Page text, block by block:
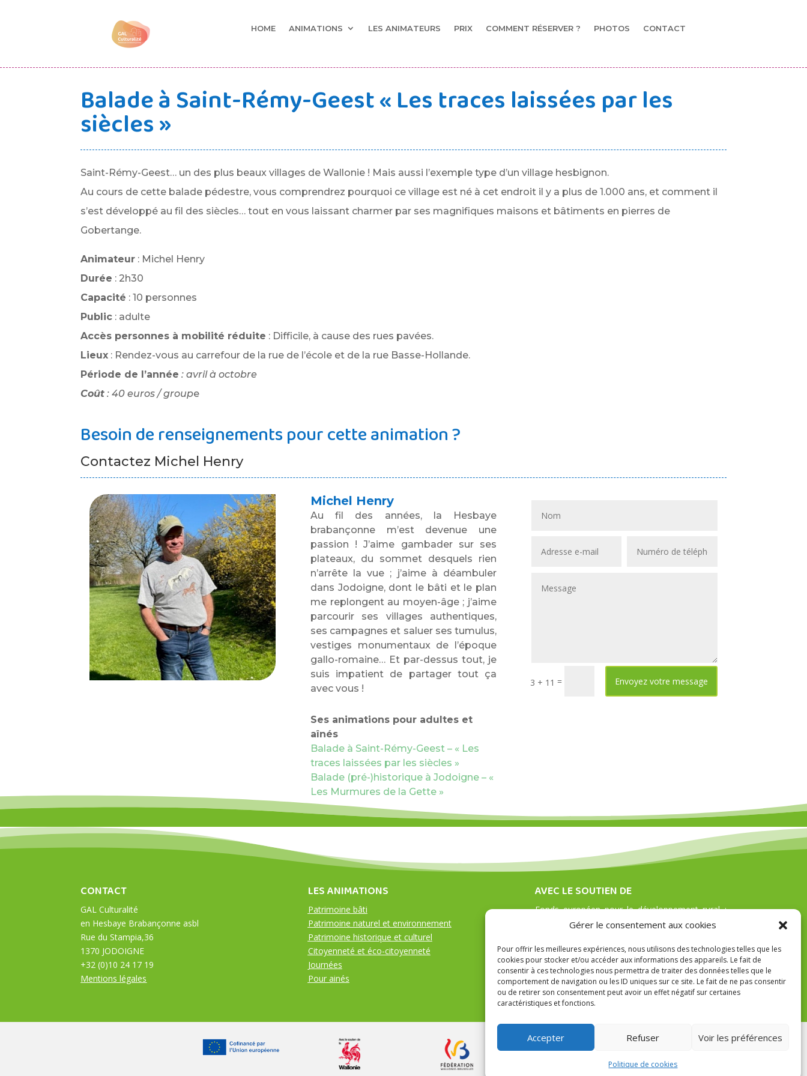
Gérer le consentement aux cookies
Pour offrir les meilleures expériences, nous utilisons des technologies telles que les
cookies pour stocker et/ou accéder aux informations des appareils. Le fait de
consentir à ces technologies nous permettra de traiter des données telles que le
comportement de navigation ou les ID uniques sur ce site. Le fait de ne pas consentir
ou de retirer son consentement peut avoir un effet négatif sur certaines
caractéristiques et fonctions.
Accepter Refuser Voir les préférences
Politique de cookies
HOME ANIMATIONS LES ANIMATEURS PRIX COMMENT RÉSERVER ? PHOTOS CONTACT
Balade à Saint-Rémy-Geest « Les traces laissées par les
siècles »
Saint-Rémy-Geest… un des plus beaux villages de Wallonie ! Mais aussi l’exemple type d’un village hesbignon.
Au cours de cette balade pédestre, vous comprendrez pourquoi ce village est né à cet endroit il y a plus de 1.000 ans, et comment il
s’est développé au fil des siècles… tout en vous laissant charmer par ses magnifiques maisons et bâtiments en pierres de
Gobertange.
Animateur : Michel Henry
Durée : 2h30
Capacité : 10 personnes
Public : adulte
Accès personnes à mobilité réduite : Difficile, à cause des rues pavées.
Lieux : Rendez-vous au carrefour de la rue de l’école et de la rue Basse-Hollande.
Période de l’année : avril à octobre
Coût : 40 euros / groupe
Besoin de renseignements pour cette animation ?
Contactez Michel Henry
Michel Henry
Au fil des années, la Hesbaye
brabançonne m’est devenue une
passion ! J’aime gambader sur ses
plateaux, du sommet desquels rien
n’arrête la vue ; j’aime à déambuler
dans Jodoigne, dont le bâti et le plan
me replongent au moyen-âge ; j’aime
parcourir ses villages authentiques,
ses campagnes et saluer ses tumulus,
vestiges monumentaux de l’époque
gallo-romaine… Et par-dessus tout, je
suis impatient de partager tout ça
avec vous !
Ses animations pour adultes et
aînés
Balade à Saint-Rémy-Geest – « Les
traces laissées par les siècles »
Balade (pré-)historique à Jodoigne – «
Les Murmures de la Gette »
3 + 11 = Envoyez votre message
CONTACT
GAL Culturalité
en Hesbaye Brabançonne asbl
Rue du Stampia,36
1370 JODOIGNE
+32 (0)10 24 17 19
Mentions légales
LES ANIMATIONS
Patrimoine bâti
Patrimoine naturel et environnement
Patrimoine historique et culturel
Citoyenneté et éco-citoyenneté
Journées
Pour ainés
AVEC LE SOUTIEN DE
Fonds européen pour le développement rural :
l’Europe investit dans les zones rurales. Actions
brabançonne asbl avec le soutien du Brabant
wallon et des communes de Beauvechain,
Hélécine, Incourt, Jodoigne, Orp-jauche, Perwez
et Ramillies